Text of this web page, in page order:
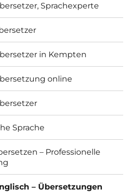
Sprachexperte
in Kempten
online
Sprache
– Professionelle
– Übersetzungen